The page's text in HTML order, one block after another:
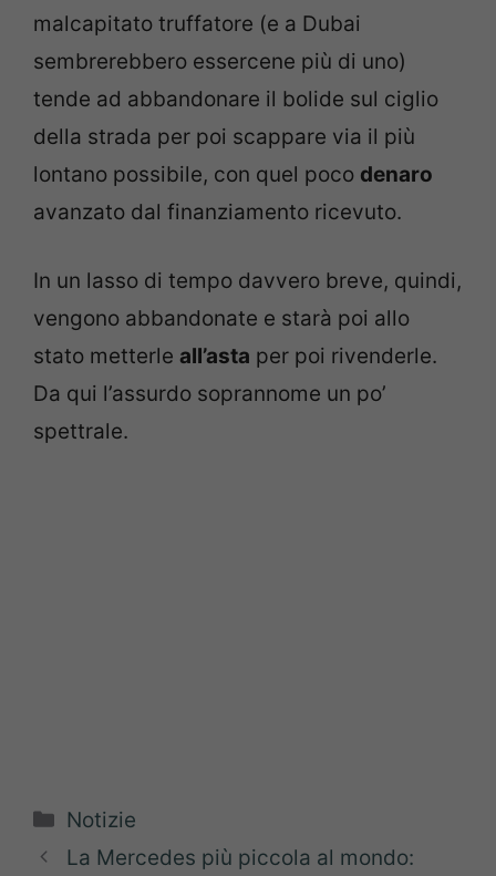
malcapitato truffatore (e a Dubai
sembrerebbero essercene più di uno)
tende ad abbandonare il bolide sul ciglio
della strada per poi scappare via il più
lontano possibile, con quel poco denaro
avanzato dal finanziamento ricevuto.
In un lasso di tempo davvero breve, quindi,
vengono abbandonate e starà poi allo
stato metterle all’asta per poi rivenderle.
Da qui l’assurdo soprannome un po’
spettrale.
Categorie
Notizie
La Mercedes più piccola al mondo: